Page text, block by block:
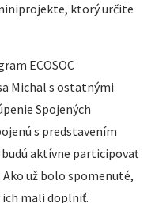
ktorý určite
ECOSOC
Michal s ostatnými
Spojených
s predstavením
aktívne participovať
už bolo spomenuté,
mali doplniť.